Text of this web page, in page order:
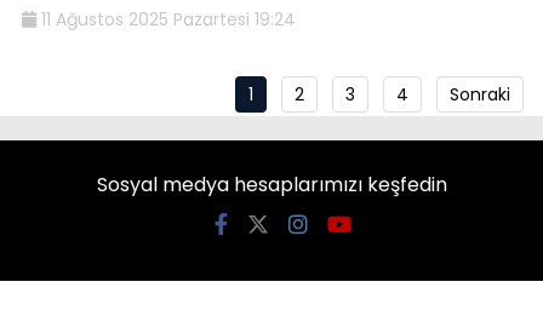
11 Ağustos 2025 Pazartesi 19:24
1 2 3 4 Sonraki
Sosyal medya hesaplarımızı keşfedin